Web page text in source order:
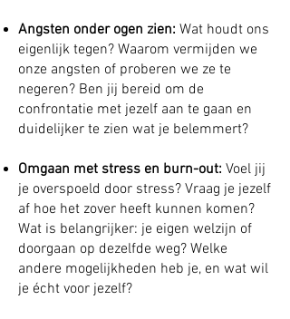
Angsten onder ogen zien: Wat houdt ons
eigenlijk tegen? Waarom vermijden we
onze angsten of proberen we ze te
negeren? Ben jij bereid om de
confrontatie met jezelf aan te gaan en
duidelijker te zien wat je belemmert?
Omgaan met stress en burn-out: Voel jij
je overspoeld door stress? Vraag je jezelf
af hoe het zover heeft kunnen komen?
Wat is belangrijker: je eigen welzijn of
doorgaan op dezelfde weg? Welke
andere mogelijkheden heb je, en wat wil
je écht voor jezelf?